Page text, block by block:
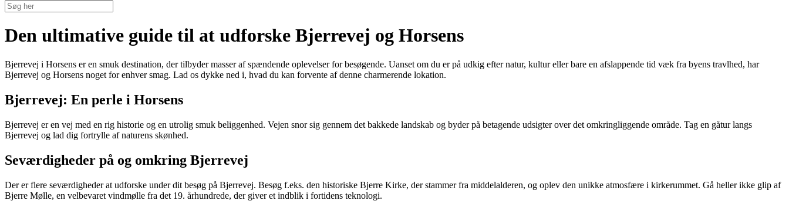
Den ultimative guide til at udforske Bjerrevej og Horsens
Bjerrevej i Horsens er en smuk destination, der tilbyder masser af spændende oplevelser for besøgende. Uanset om du er på udkig efter natur, kultur eller bare en afslappende tid væk fra byens travlhed, har
Bjerrevej og Horsens noget for enhver smag. Lad os dykke ned i, hvad du kan forvente af denne charmerende lokation.
Bjerrevej: En perle i Horsens
Bjerrevej er en vej med en rig historie og en utrolig smuk beliggenhed. Vejen snor sig gennem det bakkede landskab og byder på betagende udsigter over det omkringliggende område. Tag en gåtur langs
Bjerrevej og lad dig fortrylle af naturens skønhed.
Seværdigheder på og omkring Bjerrevej
Der er flere seværdigheder at udforske under dit besøg på Bjerrevej. Besøg f.eks. den historiske Bjerre Kirke, der stammer fra middelalderen, og oplev den unikke atmosfære i kirkerummet. Gå heller ikke glip af
Bjerre Mølle, en velbevaret vindmølle fra det 19. århundrede, der giver et indblik i fortidens teknologi.